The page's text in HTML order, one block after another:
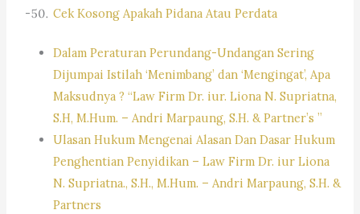
Cek Kosong Apakah Pidana Atau Perdata
Dalam Peraturan Perundang-Undangan Sering
Dijumpai Istilah ‘Menimbang’ dan ‘Mengingat’, Apa
Maksudnya ? “Law Firm Dr. iur. Liona N. Supriatna,
S.H, M.Hum. – Andri Marpaung, S.H. & Partner’s ”
Ulasan Hukum Mengenai Alasan Dan Dasar Hukum
Penghentian Penyidikan – Law Firm Dr. iur Liona
N. Supriatna., S.H., M.Hum. – Andri Marpaung, S.H. &
Partners